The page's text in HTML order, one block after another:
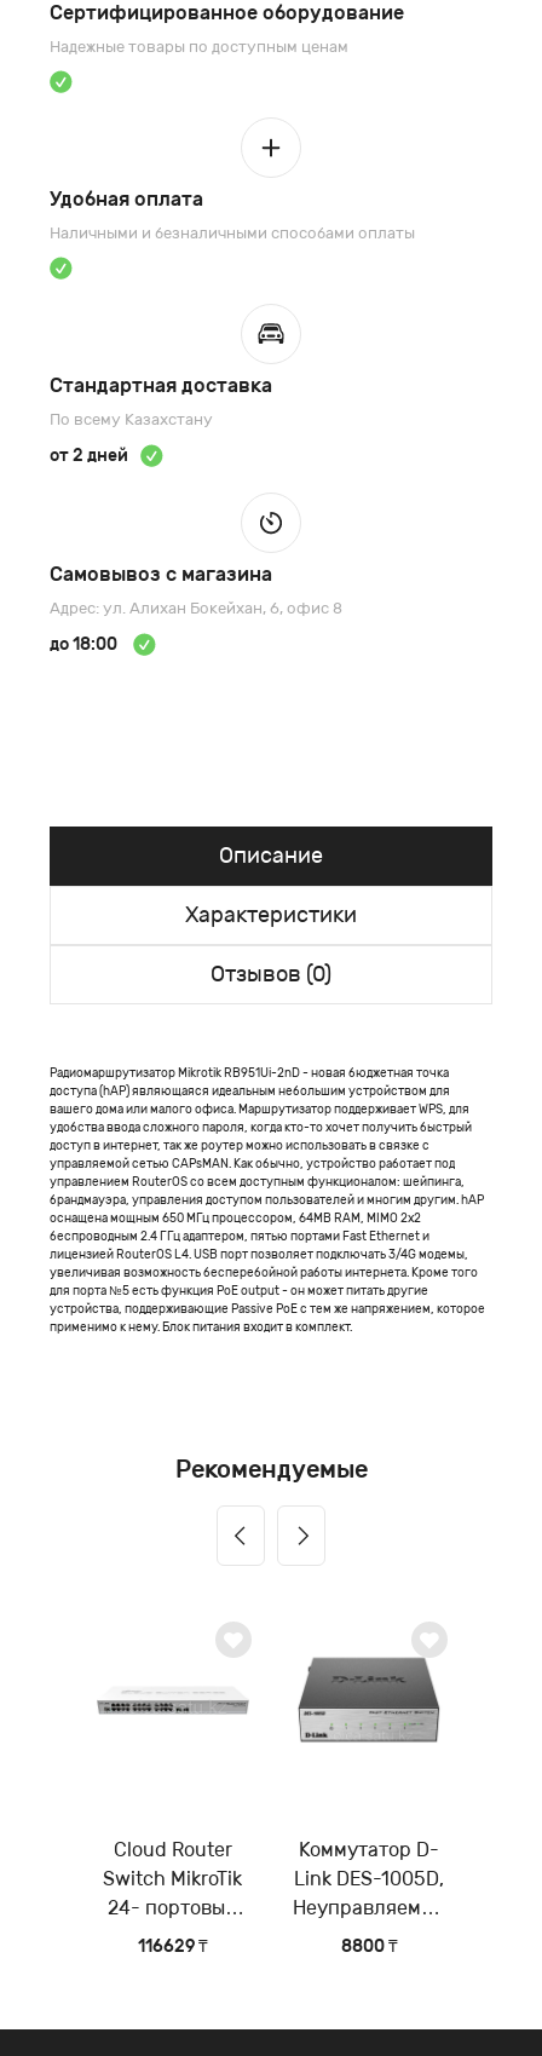
Сертифицированное оборудование
Надежные товары по доступным ценам
Удобная оплата
Наличными и безналичными способами оплаты
Стандартная доставка
По всему Казахстану
от 2 дней
Самовывоз с магазина
Адрес: ул. Алихан Бокейхан, 6, офис 8
до 18:00
Описание
Характеристики
Отзывов (0)
Радиомаршрутизатор Mikrotik RB951Ui-2nD - новая бюджетная точка
доступа (hАР) являющаяся идеальным небольшим устройством для
вашего дома или малого офиса. Маршрутизатор поддерживает WPS, для
удобства ввода сложного пароля, когда кто-то хочет получить быстрый
доступ в интернет, так же роутер можно использовать в связке с
управляемой сетью CAPsMAN. Как обычно, устройство работает под
управлением RouterOS со всем доступным функционалом: шейпинга,
брандмауэра, управления доступом пользователей и многим другим. hAP
оснащена мощным 650 МГц процессором, 64MB RAM, MIMO 2x2
беспроводным 2.4 ГГц адаптером, пятью портами Fast Ethernet и
лицензией RouterOS L4. USB порт позволяет подключать 3/4G модемы,
увеличивая возможность бесперебойной работы интернета. Кроме того
для порта №5 есть функция PoE output - он может питать другие
устройства, поддерживающие Passive PoE с тем же напряжением, которое
применимо к нему. Блок питания входит в комплект.
Рекомендуемые
Cloud Router
Switch MikroTik
24- портовый
управляемый
116629 ₸
Коммутатор D-
Link DES-1005D,
Неуправляемый
коммутатор с 5
8800 ₸